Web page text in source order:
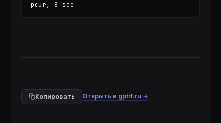
pour, 8 sec
Копировать Открыть в gptrf.ru →